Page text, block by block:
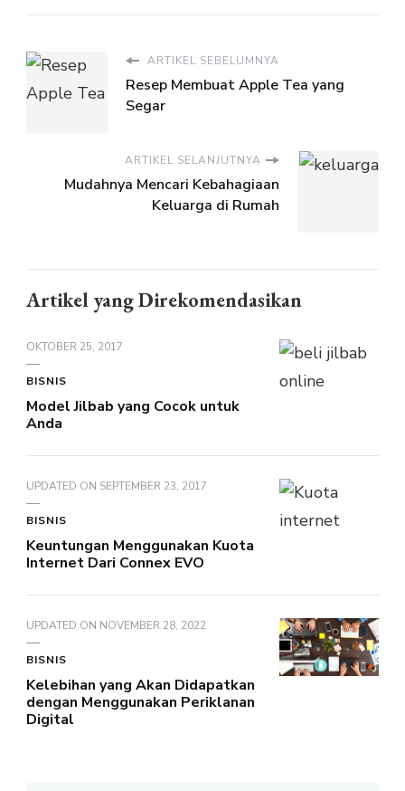
ARTIKEL SEBELUMNYA
Resep Membuat Apple Tea yang
Segar
ARTIKEL SELANJUTNYA
Mudahnya Mencari Kebahagiaan
Keluarga di Rumah
Artikel yang Direkomendasikan
OKTOBER 25, 2017
BISNIS
Model Jilbab yang Cocok untuk
Anda
UPDATED ON SEPTEMBER 23, 2017
BISNIS
Keuntungan Menggunakan Kuota
Internet Dari Connex EVO
UPDATED ON NOVEMBER 28, 2022
BISNIS
Kelebihan yang Akan Didapatkan
dengan Menggunakan Periklanan
Digital